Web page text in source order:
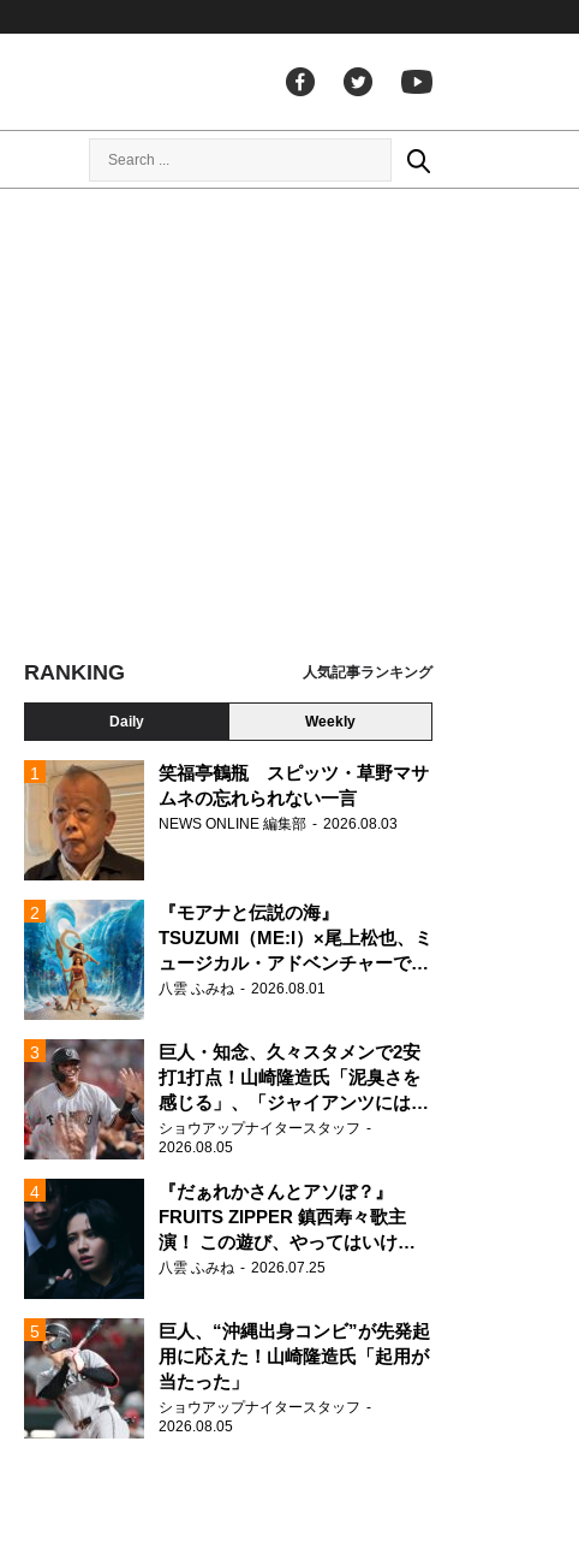
甲州ワインハンバーグ弁当
RANKING 人気記事ランキング
Daily Weekly
笑福亭鶴瓶 スピッツ・草野マサ
ムネの忘れられない一言
NEWS ONLINE 編集部 2026.08.03
『モアナと伝説の海』
TSUZUMI（ME:I）×尾上松也、ミ
ュージカル・アドベンチャーで美
声を響かせる
八雲 ふみね 2026.08.01
巨人・知念、久々スタメンで2安
打1打点！山崎隆造氏「泥臭さを
感じる」、「ジャイアンツには少
ないタイプ」
ショウアップナイタースタッフ
2026.08.05
『だぁれかさんとアソぼ？』
FRUITS ZIPPER 鎮西寿々歌主
演！ この遊び、やってはいけま
せん。
八雲 ふみね 2026.07.25
巨人、“沖縄出身コンビ”が先発起
用に応えた！山崎隆造氏「起用が
当たった」
ショウアップナイタースタッフ
2026.08.05